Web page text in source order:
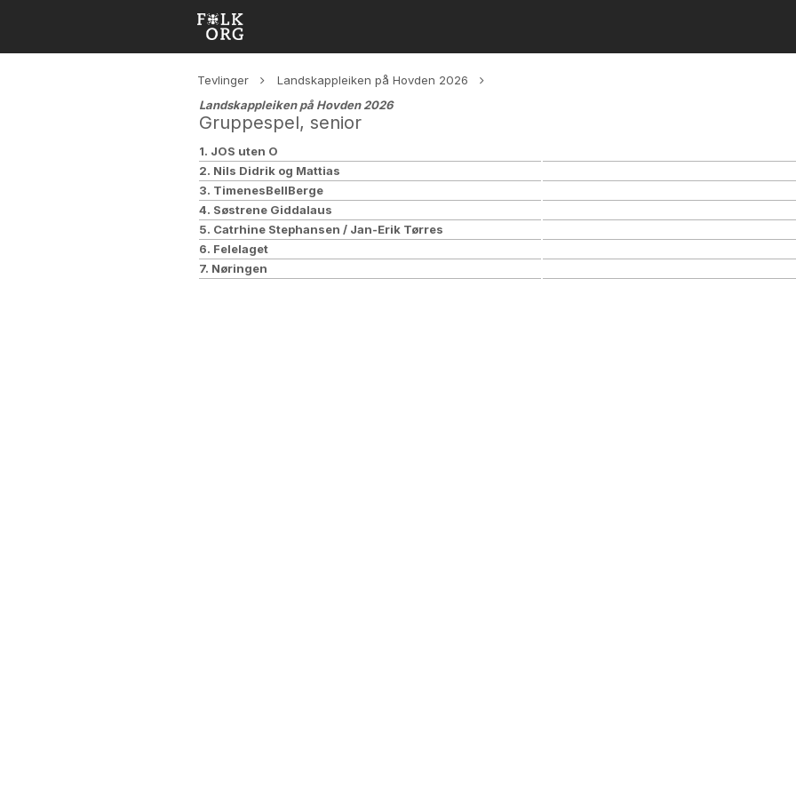
Tevlinger
Landskappleiken på Hovden 2026
Landskappleiken på Hovden 2026
Gruppespel, senior
1. JOS uten O
2. Nils Didrik og Mattias
3. TimenesBellBerge
4. Søstrene Giddalaus
5. Catrhine Stephansen / Jan-Erik Tørres
6. Felelaget
7. Nøringen